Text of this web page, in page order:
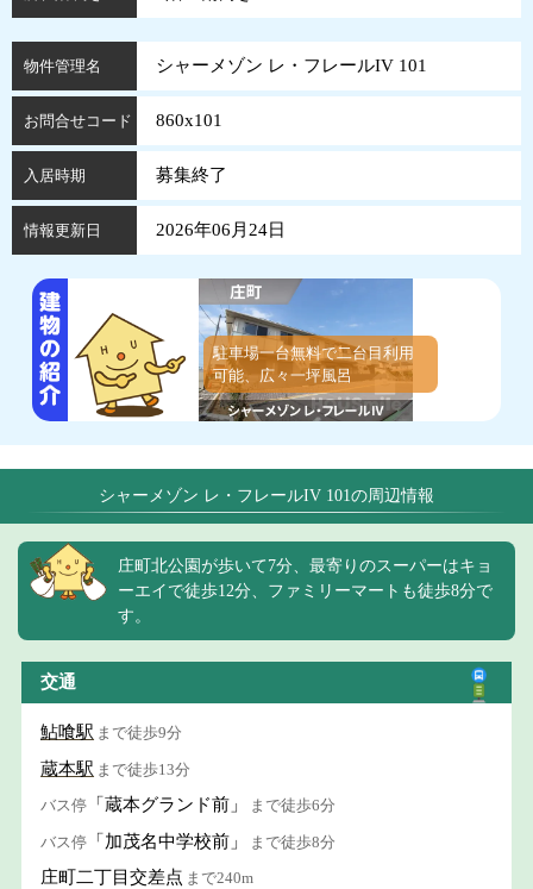
物件管理名 シャーメゾン レ・フレールIV 101
お問合せコード 860x101
入居時期 募集終了
情報更新日 2026年06月24日
駐車場一台無料で二台目利用
可能、広々一坪風呂
シャーメゾン レ・フレールIV 101の周辺情報
庄町北公園が歩いて7分、最寄りのスーパーはキョ
ーエイで徒歩12分、ファミリーマートも徒歩8分で
す。
交通
鮎喰駅 まで徒歩9分
蔵本駅 まで徒歩13分
バス停 「蔵本グランド前」 まで徒歩6分
バス停 「加茂名中学校前」 まで徒歩8分
庄町二丁目交差点 まで240m